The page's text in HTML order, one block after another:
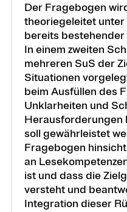
Der Fragebogen
theoriegeleitet
bereits
In einem zweiten
mehreren SuS der
Situationen
beim Ausfüllen des
Unklarheiten und
Herausforderungen
soll gewährleistet
Fragebogen
an
ist und dass die
versteht und
Integration dieser